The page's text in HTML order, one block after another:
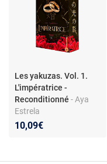
Les yakuzas. Vol. 1.
L'impératrice -
Reconditionné - Aya
Estrela
10,09€